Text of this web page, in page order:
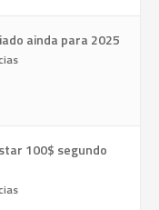
ainda para 2025
100$ segundo